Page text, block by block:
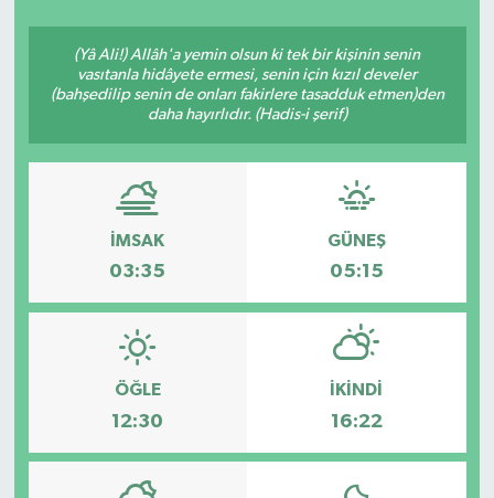
(Yâ Ali!) Allâh'a yemin olsun ki tek bir kişinin senin
vasıtanla hidâyete ermesi, senin için kızıl develer
(bahşedilip senin de onları fakirlere tasadduk etmen)den
daha hayırlıdır. (Hadis-i şerif)
İMSAK
03:35
GÜNEŞ
05:15
ÖĞLE
12:30
İKINDI
16:22
Spor
Türkiye